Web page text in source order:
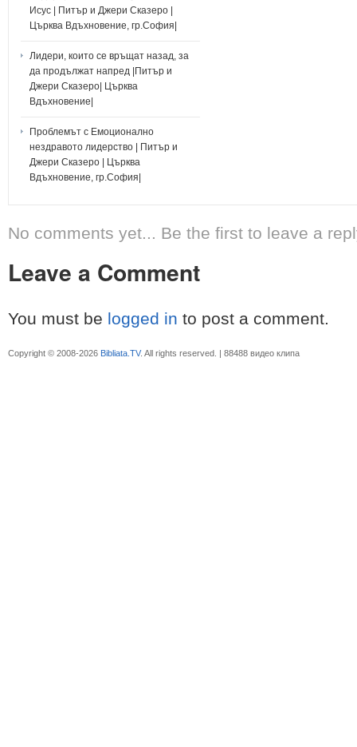
Исус | Питър и Джери Сказеро |
Църква Вдъхновение, гр.София|
Лидери, които се връщат назад, за
да продължат напред |Питър и
Джери Сказеро| Църква
Вдъхновение|
Проблемът с Емоционално
нездравото лидерство | Питър и
Джери Сказеро | Църква
Вдъхновение, гр.София|
No comments yet... Be the first to leave a
Leave a Comment
You must be logged in to post a comment.
Copyright © 2008-2026 Bibliata.TV. All rights reserved. | 88488 видео клипа